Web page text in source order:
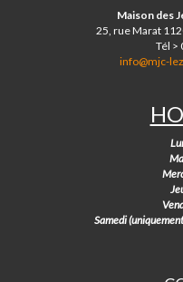
Maison des
25, rue Marat
Tél >
info@mjc-
Samedi